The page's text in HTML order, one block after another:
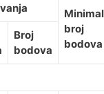
broj
bodova
Broj
bodova